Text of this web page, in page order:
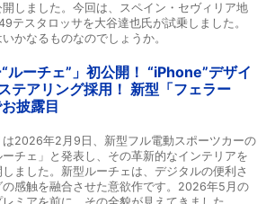
開しました。今回は、スペイン・セヴィリア地
テスタロッサを大谷達也氏が試乗しました。
かなるものなのでしょうか。
ルーチェ”」初公開！ “iPhone”デザイ
テアリング採用！ 新型「フェラー
披露目
は2026年2月9日、新型フル電動スポーツカーの
チェ」と発表し、その革新的なインテリアを
ました。新型ルーチェは、デジタルの便利さ
の感触を融合させた意欲作です。2026年5月の